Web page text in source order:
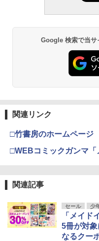
Google 検索で当サ
関連リンク
□竹書房のホームページ
□WEBコミックガンマ
関連記事
セール 少
「メイド
5冊が対
なるクー